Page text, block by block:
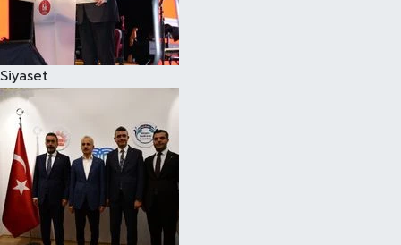
Siyaset
Spor
Eğitim
Hava Durumu